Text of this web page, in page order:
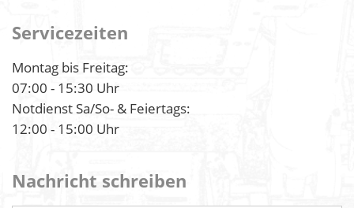
Servicezeiten
Montag bis Freitag:
07:00 - 15:30 Uhr
Notdienst Sa/So- & Feiertags:
12:00 - 15:00 Uhr
Nachricht schreiben